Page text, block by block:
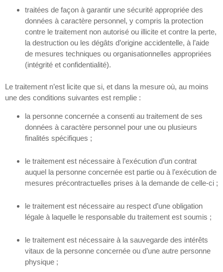
traitées de façon à garantir une sécurité appropriée des
données à caractère personnel, y compris la protection
contre le traitement non autorisé ou illicite et contre la perte,
la destruction ou les dégâts d’origine accidentelle, à l’aide
de mesures techniques ou organisationnelles appropriées
(intégrité et confidentialité).
Le traitement n’est licite que si, et dans la mesure où, au moins
une des conditions suivantes est remplie :
la personne concernée a consenti au traitement de ses
données à caractère personnel pour une ou plusieurs
finalités spécifiques ;
le traitement est nécessaire à l’exécution d’un contrat
auquel la personne concernée est partie ou à l’exécution de
mesures précontractuelles prises à la demande de celle-ci ;
le traitement est nécessaire au respect d’une obligation
légale à laquelle le responsable du traitement est soumis ;
le traitement est nécessaire à la sauvegarde des intérêts
vitaux de la personne concernée ou d’une autre personne
physique ;